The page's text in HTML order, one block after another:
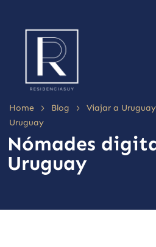
Home > Blog > Viajar a Uruguay
Uruguay
Nómades
Uruguay